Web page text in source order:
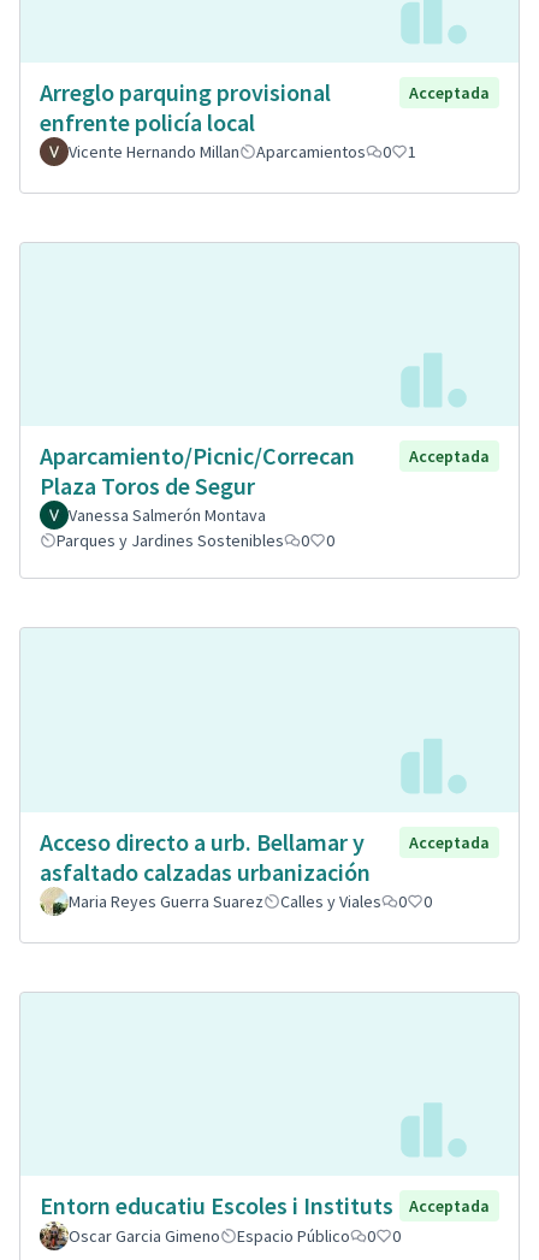
Arreglo parquing provisional
enfrente policía local
Acceptada
Vicente Hernando Millan Aparcamientos 0 1
Aparcamiento/Picnic/Correcan
Plaza Toros de Segur
Acceptada
Vanessa Salmerón Montava
Parques y Jardines Sostenibles
0 0
Acceso directo a urb. Bellamar y
asfaltado calzadas urbanización
Acceptada
Maria Reyes Guerra Suarez Calles y Viales 0 0
Entorn educatiu Escoles i Instituts
Acceptada
Oscar Garcia Gimeno
Espacio Público 0 0